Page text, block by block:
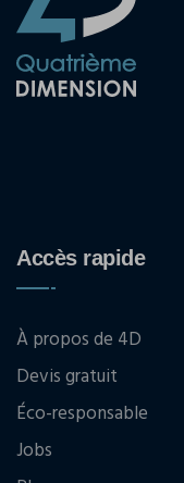
Accès rapide
À propos de 4D
Devis gratuit
Éco-responsable
Jobs